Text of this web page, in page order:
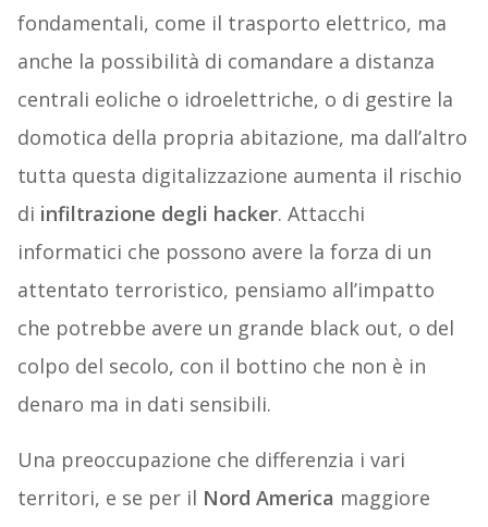
fondamentali, come il trasporto elettrico, ma
anche la possibilità di comandare a distanza
centrali eoliche o idroelettriche, o di gestire la
domotica della propria abitazione, ma dall’altro
tutta questa digitalizzazione aumenta il rischio
di infiltrazione degli hacker. Attacchi
informatici che possono avere la forza di un
attentato terroristico, pensiamo all’impatto
che potrebbe avere un grande black out, o del
colpo del secolo, con il bottino che non è in
denaro ma in dati sensibili.
Una preoccupazione che differenzia i vari
territori, e se per il Nord America maggiore